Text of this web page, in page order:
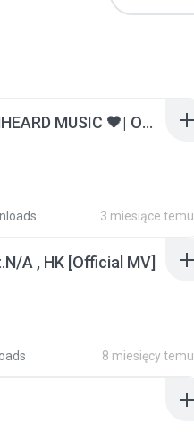
ไม่มีใครรู้ตัวเรา– UNHEARD MUSIC 🖤| Official Lyric Video | เพลงสู้ชีวิต
3 miesiące temu
A , HK [Official MV]
8 miesięcy temu